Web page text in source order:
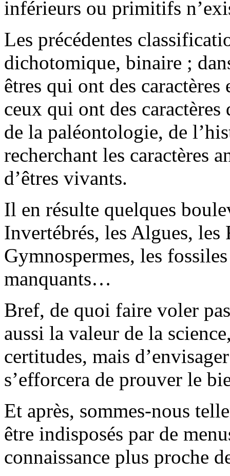
inférieurs ou primitifs
Les précédentes
dichotomique, binaire ;
êtres qui ont des
ceux qui ont des
de la paléontologie, de
recherchant les caractères
d’êtres vivants.
Il en résulte quelques
Invertébrés, les Algues, les
Gymnospermes, les
manquants…
Bref, de quoi faire voler
aussi la valeur de la
certitudes, mais
s’efforcera de prouver le
Et après, sommes-nous
être indisposés par de
connaissance plus proche